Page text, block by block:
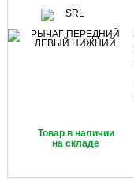
Товар в наличии
на складе